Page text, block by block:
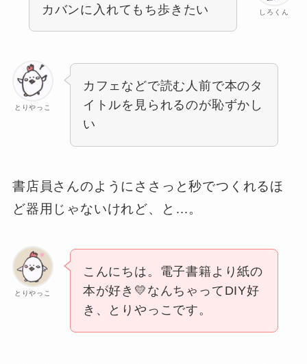
しろくん
カバンに入れてもち歩きたい
とりやっこ
カフェなどで読む人前で本のタ
イトルを見られるのが恥ずかし
い
書店員さんのようにささっと秒でつくれるほ
ど器用じゃないけれど、と…。
とりやっこ
こんにちは。電子書籍より紙の
本が好き💛なんちゃってDIY好
き、とりやっこです。